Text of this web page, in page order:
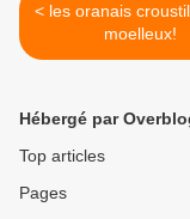
< les oranais croustillants et
moelleux!
Hébergé par
Top articles
Pages